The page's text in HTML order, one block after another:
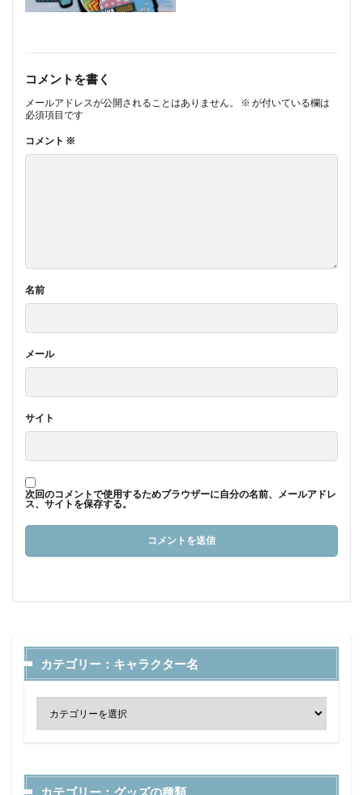
コメントを書く
メールアドレスが公開されることはありません。 ※ が付いている欄は
必須項目です
コメント ※
名前
メール
サイト
次回のコメントで使用するためブラウザーに自分の名前、メールアドレ
ス、サイトを保存する。
カテゴリー：キャラクター名
カテゴリー：グッズの種類